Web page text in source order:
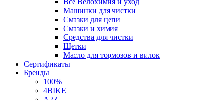
Все Велохимия и уход
Машинки для чистки
Смазки для цепи
Смазки и химия
Средства для чистки
Щетки
Масло для тормозов и вилок
Сертификаты
Бренды
100%
4BIKE